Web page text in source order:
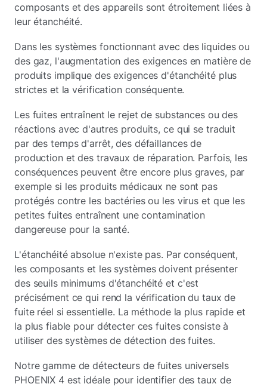
composants et des appareils sont étroitement liées à
leur étanchéité.
Dans les systèmes fonctionnant avec des liquides ou
des gaz, l'augmentation des exigences en matière de
produits implique des exigences d'étanchéité plus
strictes et la vérification conséquente.
Les fuites entraînent le rejet de substances ou des
réactions avec d'autres produits, ce qui se traduit
par des temps d'arrêt, des défaillances de
production et des travaux de réparation. Parfois, les
conséquences peuvent être encore plus graves, par
exemple si les produits médicaux ne sont pas
protégés contre les bactéries ou les virus et que les
petites fuites entraînent une contamination
dangereuse pour la santé.
L'étanchéité absolue n'existe pas. Par conséquent,
les composants et les systèmes doivent présenter
des seuils minimums d'étanchéité et c'est
précisément ce qui rend la vérification du taux de
fuite réel si essentielle. La méthode la plus rapide et
la plus fiable pour détecter ces fuites consiste à
utiliser des systèmes de détection des fuites.
Notre gamme de détecteurs de fuites universels
PHOENIX 4 est idéale pour identifier des taux de